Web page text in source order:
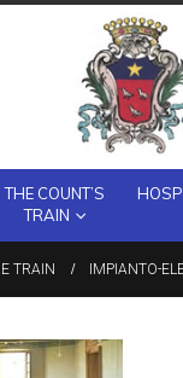
THE COUNT’S
TRAIN
TRAIN IMPIANTO-